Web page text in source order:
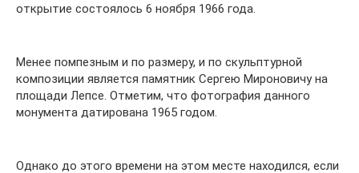
открытие состоялось 6 ноября 1966 года.
Менее помпезным и по размеру, и по скульптурной
композиции является памятник Сергею Мироновичу на
площади Лепсе. Отметим, что фотография данного
монумента датирована 1965 годом.
Однако до этого времени на этом месте находился, если